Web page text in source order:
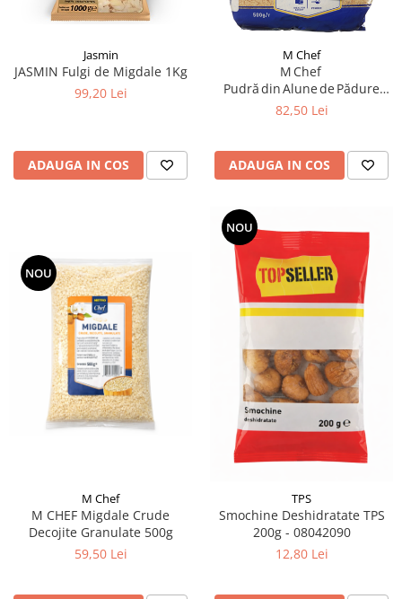
Jasmin
JASMIN Fulgi de Migdale 1Kg
99,20 Lei
ADAUGA IN COS
M Chef
M Chef
Pudră din Alune de Pădure
500 g
82,50 Lei
ADAUGA IN COS
NOU
M Chef
M CHEF Migdale Crude
Decojite Granulate 500g
59,50 Lei
NOU
TPS
Smochine Deshidratate TPS
200g - 08042090
12,80 Lei